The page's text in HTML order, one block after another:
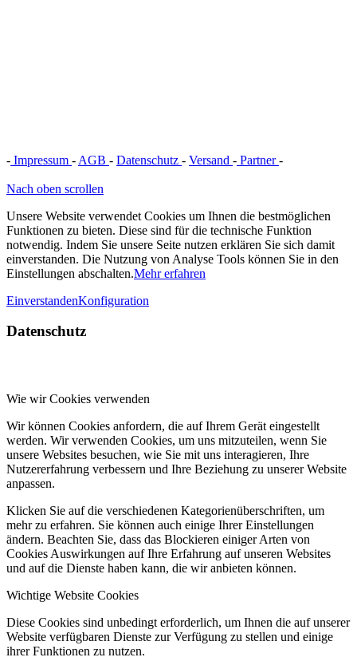
- Impressum - AGB - Datenschutz - Versand - Partner-
Nach oben scrollen
Unsere Website verwendet Cookies um Ihnen die bestmöglichen
Funktionen zu bieten. Diese sind für die technische Funktion
notwendig. Indem Sie unsere Seite nutzen erklären Sie sich damit
einverstanden. Die Nutzung von Analyse Tools können Sie in den
Einstellungen abschalten.Mehr erfahren
EinverstandenKonfiguration
Datenschutz
Wie wir Cookies verwenden
Wir können Cookies anfordern, die auf Ihrem Gerät eingestellt
werden. Wir verwenden Cookies, um uns mitzuteilen, wenn Sie
unsere Websites besuchen, wie Sie mit uns interagieren, Ihre
Nutzererfahrung verbessern und Ihre Beziehung zu unserer Website
anpassen.
Klicken Sie auf die verschiedenen Kategorienüberschriften, um
mehr zu erfahren. Sie können auch einige Ihrer Einstellungen
ändern. Beachten Sie, dass das Blockieren einiger Arten von
Cookies Auswirkungen auf Ihre Erfahrung auf unseren Websites
und auf die Dienste haben kann, die wir anbieten können.
Wichtige Website Cookies
Diese Cookies sind unbedingt erforderlich, um Ihnen die auf unserer
Website verfügbaren Dienste zur Verfügung zu stellen und einige
ihrer Funktionen zu nutzen.